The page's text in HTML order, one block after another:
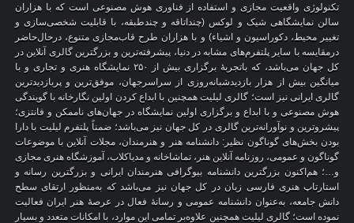
تکنولوژی واقعیت مجازی و استفاده از فناوری هوش مصنوعی است که با هزاران
سالن نمایشگاهی شیک و لوکس (چنداتاقه و چندطبقه، با قابلیت شخصی‌سازی و
تغییر محیط، دکوراسیون و اشیاء) و با هزاران طرح قاب‌مجازی متنوع، درحال‌حاضر
درمقایسه با سایر پلتفرم‌های مشابه در دنیا، پیشرفته‌ترین و بزرگترین گالری آنلاین در
کل جهان می‌باشد، که باتجربهٔ برگزاری بیش از ۲۵۰ نمایشگاه هنری و تجاری و با
میانگین بیش از هزار بازدیدشبانه‌روزی از سراسرجهان، موفق‌ترین و پربازدیدترین
گالری ایرانی نیز است؛ گالری لیلیت همچنین با ابداع کردن اولین نگارخانه با گویندگی
هوش مصنوعی و با ابداع و برگزاری اولین نمایشگاه در جهان‌های ناممکن و فانتزی؛
پیشروترین و نوآورانه‌ترین گالری در کل جهان نیز می‌باشد؛ ضمناً پلتفرم لیلیت با دارا
بودن بخش‌های گوناگون نظیر: دانشنامه هنر و هنرمندان، مجلات آنلاین با موضوعات
گوناگون و عمومی، روزنامه آنلاین هنر، تماشاخانه و مدیاکلاب، آموزشگاه هنری مجازی
و…؛ هم‌اکنون بزرگترین دانشنامه بیوگرافی هنرمندان ایرانی و بزرگترین رسانه و
استارتاپ هنری فارسی زبان در کل جهان نیز می‌باشد که به‌منظور ارتقای سطح
دانش جامعه، به‌عنوان دانشنامه عمومی و رسانهٔ فعال در عرصهٔ هنر ایران فعالیت
نموده است؛ گالری لیلیت همچنین علاوه‌بر تمامی این موارد، با امکانات متعدد و بسیار